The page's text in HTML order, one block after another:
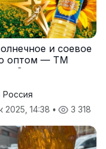
и соевое
оптом — ТМ
Семечка
Россия
2025, 14:38 • 3 318